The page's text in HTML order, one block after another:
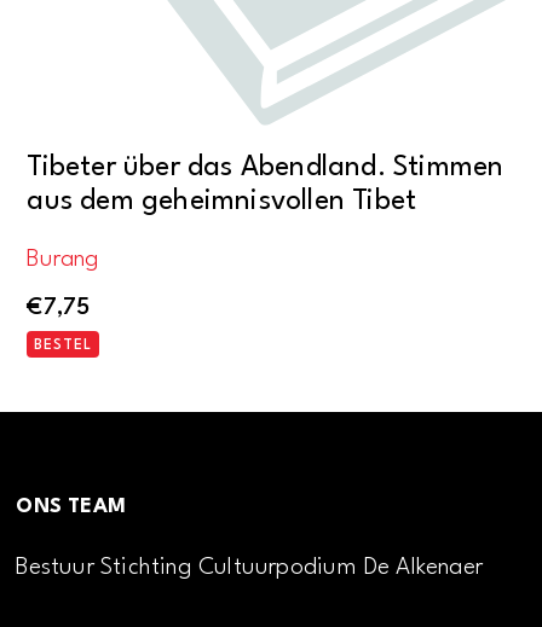
Tibeter über das Abendland. Stimmen
aus dem geheimnisvollen Tibet
Burang
€7,75
BESTEL
ONS TEAM
Bestuur Stichting Cultuurpodium De Alkenaer